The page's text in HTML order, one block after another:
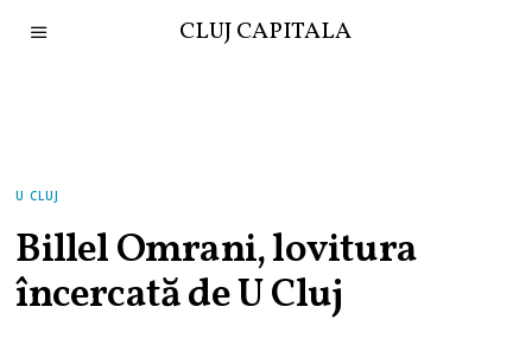
CLUJ CAPITALA
U CLUJ
Billel Omrani, lovitura
încercată de U Cluj